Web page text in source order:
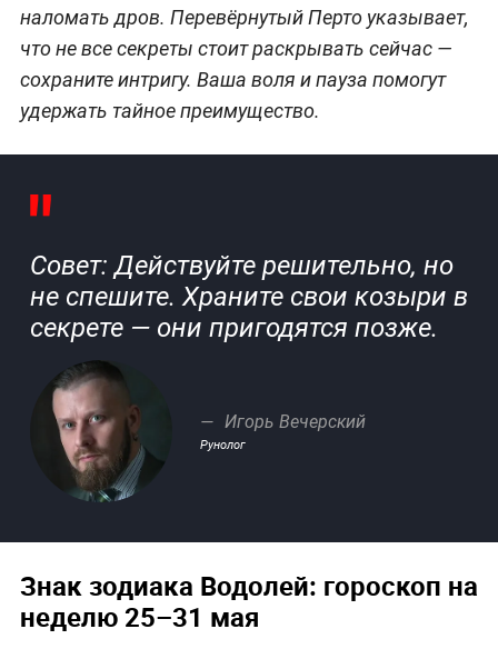
наломать дров. Перевёрнутый Перто указывает,
что не все секреты стоит раскрывать сейчас —
сохраните интригу. Ваша воля и пауза помогут
удержать тайное преимущество.
Совет: Действуйте решительно, но
не спешите. Храните свои козыри в
секрете — они пригодятся позже.
Игорь Вечерский
Рунолог
Знак зодиака Водолей: гороскоп на
неделю 25–31 мая